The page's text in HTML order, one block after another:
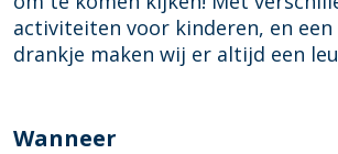
activiteiten voor kinderen, en een
drankje maken wij er altijd een
Wanneer